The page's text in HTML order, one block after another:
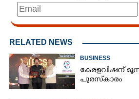
RELATED NEWS
BUSINESS
കേരളവിഷന്
പുരസ്‌കാരം